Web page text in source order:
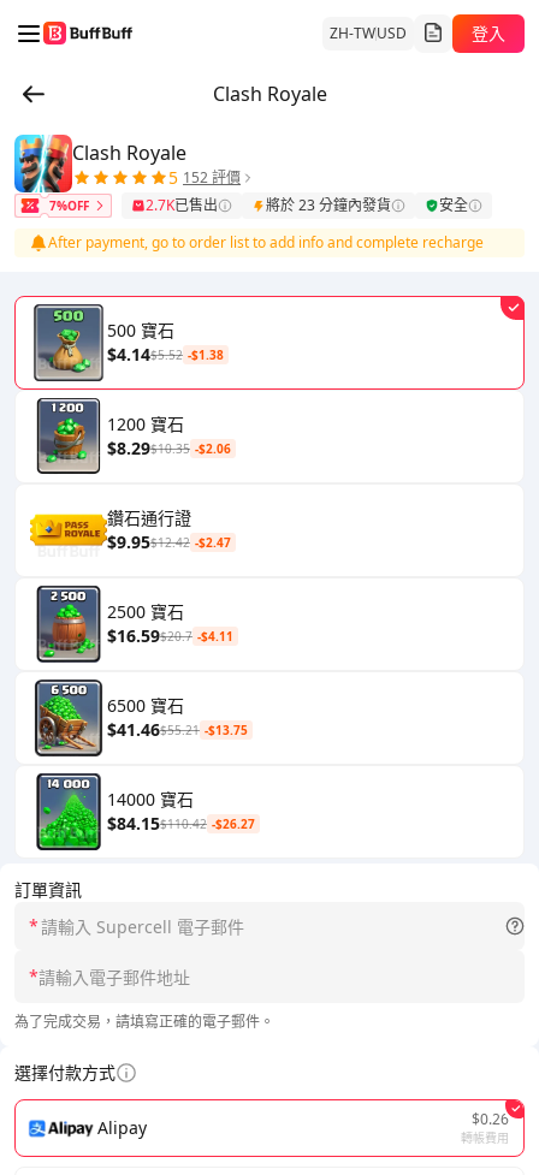
ZH-TWUSD 登入
Clash Royale
訂單資訊
*
*
為了完成交易，請填寫正確的電子郵件。
選擇付款方式
Alipay $0.26
轉帳費用
Clash Royale
5 152 評價
7%OFF 2.7K已售出 將於 23 分鐘內發貨
安全
After payment, go to order list to add info and complete recharge
500 寶石
$4.14$5.52 -$1.38
1200 寶石
$8.29$10.35 -$2.06
鑽石通行證
$9.95$12.42 -$2.47
2500 寶石
$16.59$20.7 -$4.11
6500 寶石
$41.46$55.21 -$13.75
14000 寶石
$84.15$110.42 -$26.27